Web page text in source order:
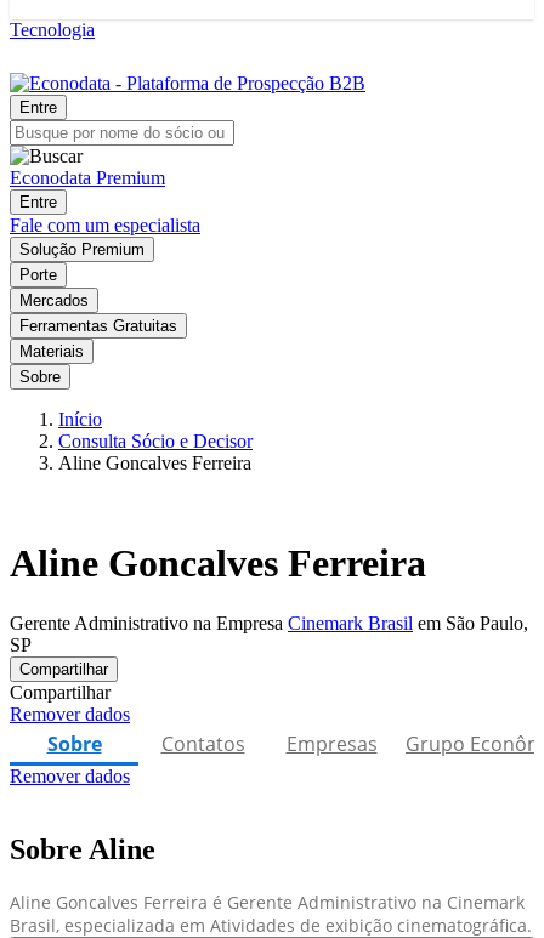
Tecnologia
Entre
Econodata Premium
Entre
Fale com um especialista
Solução Premium
Porte
Mercados
Ferramentas Gratuitas
Materiais
Sobre
Início
Consulta Sócio e Decisor
Aline Goncalves Ferreira
Aline Goncalves Ferreira
Gerente Administrativo na Empresa Cinemark Brasil em São Paulo,
SP
Compartilhar
Compartilhar
Remover dados
Sobre Contatos Empresas Grupo
Remover dados
Sobre Aline
Aline Goncalves Ferreira é Gerente Administrativo na Cinemark
Brasil, especializada em Atividades de exibição cinematográfica.